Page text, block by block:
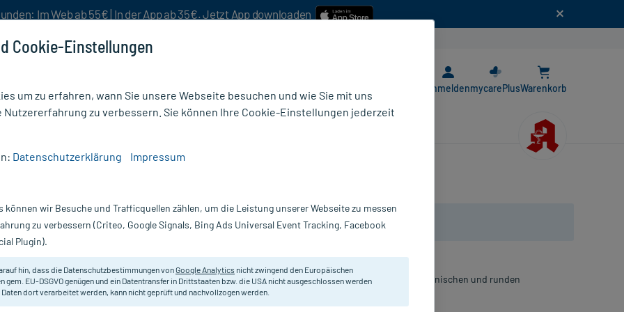
Im Web ab 55€ | In der App ab 35€. Jetzt App downloaden
AnmeldenmycarePlusWarenkorb
Nur für kurze Zeit:Gratis-Versand* ab 19€ Mindestbestellwert!
lose, 1X20 St
Für Fixierverbände aller Art, besonders an Gelenken sowie an konischen und runden
Körperteilen.
Cookie-Einstellungen
um zu erfahren, wann Sie unsere Webseite besuchen und wie Sie mit uns
Nutzererfahrung zu verbessern. Sie können Ihre Cookie-Einstellungen jederzeit
Datenschutzerklärung Impressum
können wir Besuche und Trafficquellen zählen, um die Leistung unserer Webseite zu messen
zu verbessern (Criteo, Google Signals, Bing Ads Universal Event Tracking, Facebook
Plugin).
hin, dass die Datenschutzbestimmungen vonGoogle Analytics nicht zwingend den Europäischen
gem. EU-DSGVO genügen und ein Datentransfer in Drittstaaten bzw. die USA nicht ausgeschlossen werden
Daten dort verarbeitet werden, kann nicht geprüft und nachvollzogen werden.